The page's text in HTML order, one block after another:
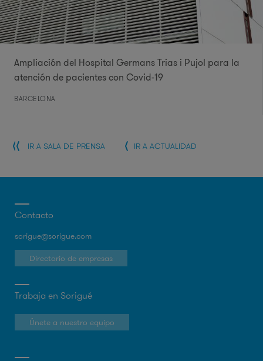
Ampliación del Hospital Germans Trias i Pujol para la
atención de pacientes con Covid-19
BARCELONA
IR A SALA DE PRENSA IR A ACTUALIDAD
Contacto
sorigue@sorigue.com
Directorio de empresas
Trabaja en Sorigué
Únete a nuestro equipo